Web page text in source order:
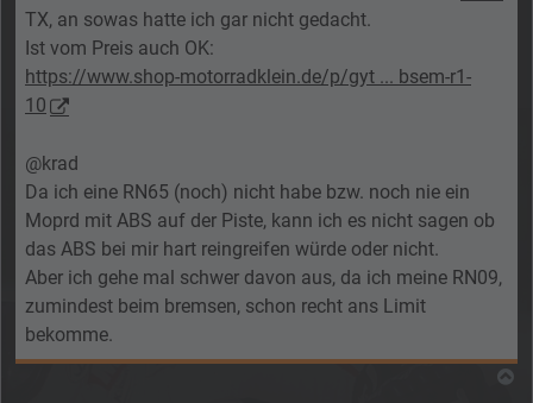
TX, an sowas hatte ich gar nicht gedacht.
Ist vom Preis auch OK:
https://www.shop-motorradklein.de/p/gyt ... bsem-r1-
10
@krad
Da ich eine RN65 (noch) nicht habe bzw. noch nie ein
Moprd mit ABS auf der Piste, kann ich es nicht sagen ob
das ABS bei mir hart reingreifen würde oder nicht.
Aber ich gehe mal schwer davon aus, da ich meine RN09,
zumindest beim bremsen, schon recht ans Limit
bekomme.